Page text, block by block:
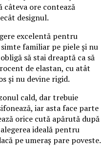
câteva ore contează
designul.
excelentă pentru
familiar pe piele și nu
să stai dreaptă ca să
de elastan, cu atât
și nu devine rigid.
cald, dar trebuie
iar asta face parte
orice cută apărută după
ideală pentru
pe umeraș pare poveste.